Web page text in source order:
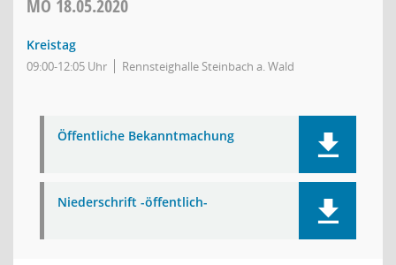
MO 18.05.2020
Kreistag
09:00-12:05 Uhr Rennsteighalle Steinbach a. Wald
Öffentliche Bekanntmachung
Niederschrift -öffentlich-